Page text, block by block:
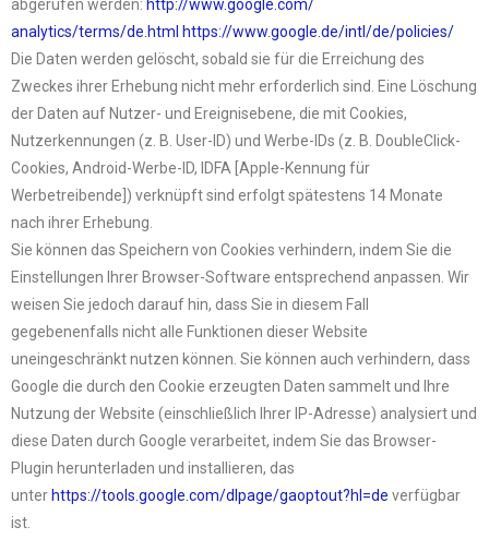
abgerufen werden: http://www.google.com/
analytics/terms/de.html https://www.google.de/intl/de/policies/
Die Daten werden gelöscht, sobald sie für die Erreichung des
Zweckes ihrer Erhebung nicht mehr erforderlich sind. Eine Löschung
der Daten auf Nutzer- und Ereignisebene, die mit Cookies,
Nutzerkennungen (z. B. User-ID) und Werbe-IDs (z. B. DoubleClick-
Cookies, Android-Werbe-ID, IDFA [Apple-Kennung für
Werbetreibende]) verknüpft sind erfolgt spätestens 14 Monate
nach ihrer Erhebung.
Sie können das Speichern von Cookies verhindern, indem Sie die
Einstellungen Ihrer Browser-Software entsprechend anpassen. Wir
weisen Sie jedoch darauf hin, dass Sie in diesem Fall
gegebenenfalls nicht alle Funktionen dieser Website
uneingeschränkt nutzen können. Sie können auch verhindern, dass
Google die durch den Cookie erzeugten Daten sammelt und Ihre
Nutzung der Website (einschließlich Ihrer IP-Adresse) analysiert und
diese Daten durch Google verarbeitet, indem Sie das Browser-
Plugin herunterladen und installieren, das
unter https://tools.google.com/dlpage/gaoptout?hl=de verfügbar
ist.